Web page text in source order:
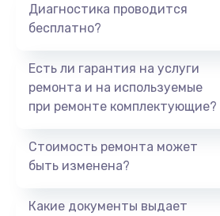
Диагностика проводится
бесплатно?
Есть ли гарантия на услуги
ремонта и на используемые
при ремонте комплектующие?
Стоимость ремонта может
быть изменена?
Какие документы выдает